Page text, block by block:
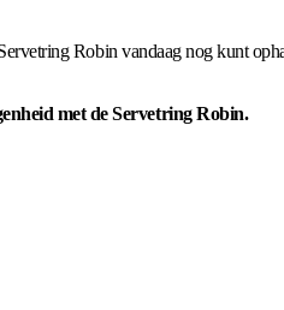
Robin vandaag nog kunt
met de Servetring Robin.